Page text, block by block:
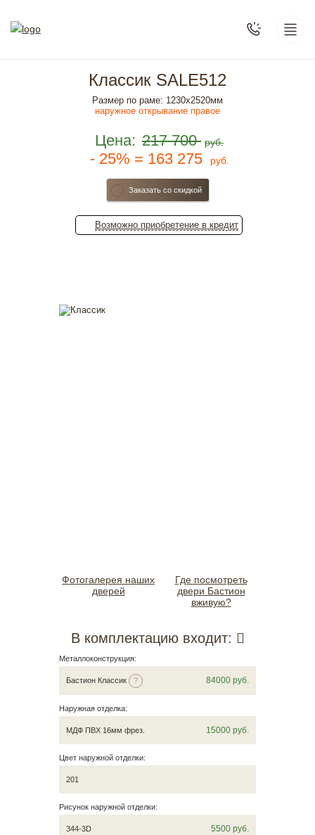
Классик SALE512
Размер по раме: 1230х2520мм
наружное открывание правое
Фотогалерея наших
дверей
Где посмотреть
двери Бастион
вживую?
Цена: 217 700 руб.
- 25% = 163 275 руб.
Заказать со скидкой
Возможно приобретение в кредит
В комплектацию входит:
Металлоконструкция:
Бастион Классик ? 84000 руб.
Наружная отделка:
МДФ ПВХ 16мм фрез. 15000 руб.
Цвет наружной отделки:
201
Рисунок наружной отделки:
344-3D 5500 руб.